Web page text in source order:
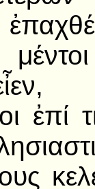
ἐπί